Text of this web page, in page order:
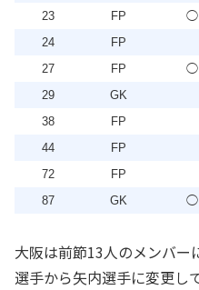
23
FP ◯
24
FP
27
FP ◯
29
GK
38
FP
44
FP
72
FP
87
GK ◯
大阪は前節13人のメンバー
選手から矢内選手に変更し